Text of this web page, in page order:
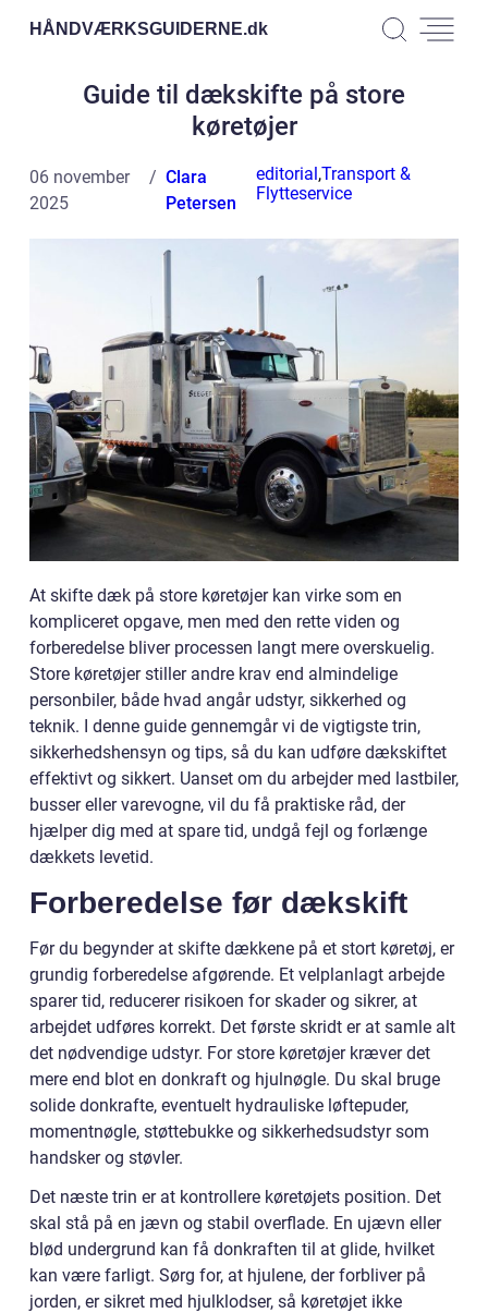
HÅNDVÆRKSGUIDERNE.dk
Guide til dækskifte på store
køretøjer
06 november
2025
Clara
Petersen
editorial,Transport &
Flytteservice
At skifte dæk på store køretøjer kan virke som en
kompliceret opgave, men med den rette viden og
forberedelse bliver processen langt mere overskuelig.
Store køretøjer stiller andre krav end almindelige
personbiler, både hvad angår udstyr, sikkerhed og
teknik. I denne guide gennemgår vi de vigtigste trin,
sikkerhedshensyn og tips, så du kan udføre dækskiftet
effektivt og sikkert. Uanset om du arbejder med lastbiler,
busser eller varevogne, vil du få praktiske råd, der
hjælper dig med at spare tid, undgå fejl og forlænge
dækkets levetid.
Forberedelse før dækskift
Før du begynder at skifte dækkene på et stort køretøj, er
grundig forberedelse afgørende. Et velplanlagt arbejde
sparer tid, reducerer risikoen for skader og sikrer, at
arbejdet udføres korrekt. Det første skridt er at samle alt
det nødvendige udstyr. For store køretøjer kræver det
mere end blot en donkraft og hjulnøgle. Du skal bruge
solide donkrafte, eventuelt hydrauliske løftepuder,
momentnøgle, støttebukke og sikkerhedsudstyr som
handsker og støvler.
Det næste trin er at kontrollere køretøjets position. Det
skal stå på en jævn og stabil overflade. En ujævn eller
blød undergrund kan få donkraften til at glide, hvilket
kan være farligt. Sørg for, at hjulene, der forbliver på
jorden, er sikret med hjulklodser, så køretøjet ikke